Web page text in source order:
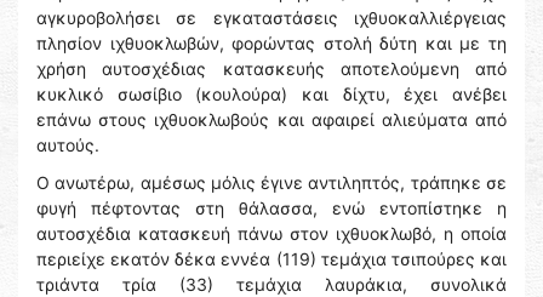
αγκυροβολήσει σε εγκαταστάσεις ιχθυοκαλλιέργειας
πλησίον ιχθυοκλωβών, φορώντας στολή δύτη και με τη
χρήση αυτοσχέδιας κατασκευής αποτελούμενη από
κυκλικό σωσίβιο (κουλούρα) και δίχτυ, έχει ανέβει
επάνω στους ιχθυοκλωβούς και αφαιρεί αλιεύματα από
αυτούς.
Ο ανωτέρω, αμέσως μόλις έγινε αντιληπτός, τράπηκε σε
φυγή πέφτοντας στη θάλασσα, ενώ εντοπίστηκε η
αυτοσχέδια κατασκευή πάνω στον ιχθυοκλωβό, η οποία
περιείχε εκατόν δέκα εννέα (119) τεμάχια τσιπούρες και
τριάντα τρία (33) τεμάχια λαυράκια, συνολικά